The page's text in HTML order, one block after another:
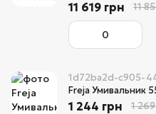
11 619 грн 11
1d72ba2d-c905-
Freja Умивальник
1 244 грн 1